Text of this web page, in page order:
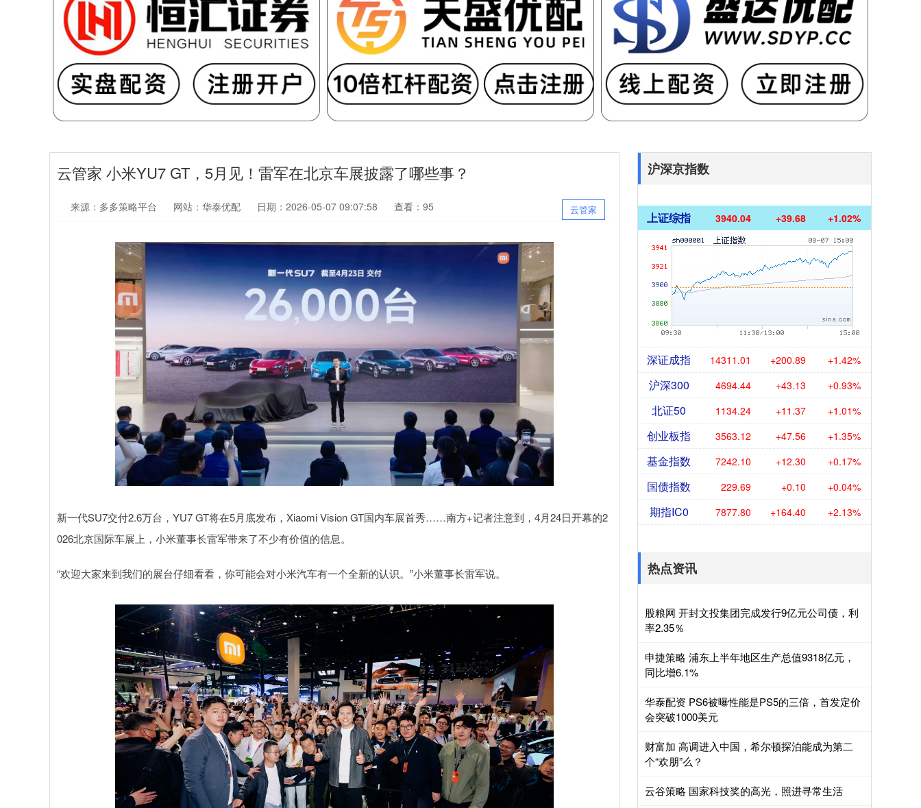
云管家 小米YU7 GT，5月见！雷军在北京车展披露了哪些事？
云管家
来源：多多策略平台 网站：华泰优配 日期：2026-05-07 09:07:58 查看：95
新一代SU7交付2.6万台，YU7 GT将在5月底发布，Xiaomi Vision GT国内车展首秀……南方+记者注意到，4月24日开幕的2
026北京国际车展上，小米董事长雷军带来了不少有价值的信息。
“欢迎大家来到我们的展台仔细看看，你可能会对小米汽车有一个全新的认识。”小米董事长雷军说。
沪深京指数
上证综指 3940.04 +39.68 +1.02%
深证成指 14311.01 +200.89 +1.42%
沪深300 4694.44 +43.13 +0.93%
北证50 1134.24 +11.37 +1.01%
创业板指 3563.12 +47.56 +1.35%
基金指数 7242.10 +12.30 +0.17%
国债指数 229.69 +0.10 +0.04%
期指IC0 7877.80 +164.40 +2.13%
热点资讯
股粮网 开封文投集团完成发行9亿元公司债，利
率2.35％
申捷策略 浦东上半年地区生产总值9318亿元，
同比增6.1%
华泰配资 PS6被曝性能是PS5的三倍，首发定价
会突破1000美元
财富加 高调进入中国，希尔顿探泊能成为第二
个“欢朋”么？
云谷策略 国家科技奖的高光，照进寻常生活